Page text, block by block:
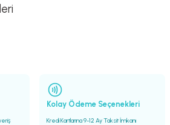
Kolay Ödeme Seçenekleri
Kredi Kartlarına 9-12 Ay Taksit İmkanı